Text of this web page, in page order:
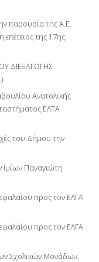
παρουσία της Α.Ε.
της 17ης
ΔΙΕΞΑΓΩΓΗΣ
Ανατολικής
ΕΛΤΑ
του Δήμου την
Παναγιώτη
προς τον ΕΛΓΑ
προς τον ΕΛΓΑ
Σχολικών Μονάδων,